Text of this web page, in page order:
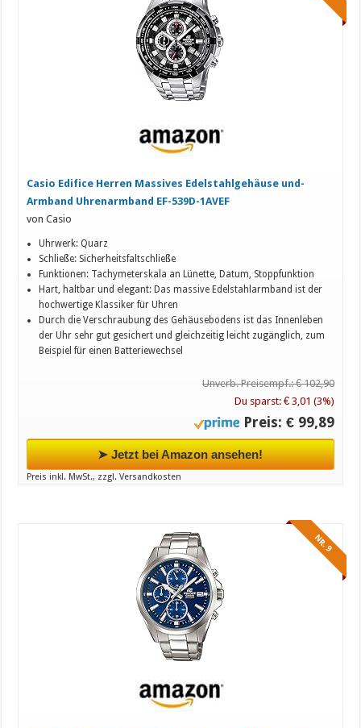
Casio Edifice Herren Massives Edelstahlgehäuse und-
Armband Uhrenarmband EF-539D-1AVEF
von Casio
Uhrwerk: Quarz
Schließe: Sicherheitsfaltschließe
Funktionen: Tachymeterskala an Lünette, Datum, Stoppfunktion
Hart, haltbar und elegant: Das massive Edelstahlarmband ist der
hochwertige Klassiker für Uhren
Durch die Verschraubung des Gehäusebodens ist das Innenleben
der Uhr sehr gut gesichert und gleichzeitig leicht zugänglich, zum
Beispiel für einen Batteriewechsel
Unverb. Preisempf.: € 102,90
Du sparst: € 3,01 (3%)
Preis: € 99,89
➤ Jetzt bei Amazon ansehen!
Preis inkl. MwSt., zzgl. Versandkosten
NR. 9